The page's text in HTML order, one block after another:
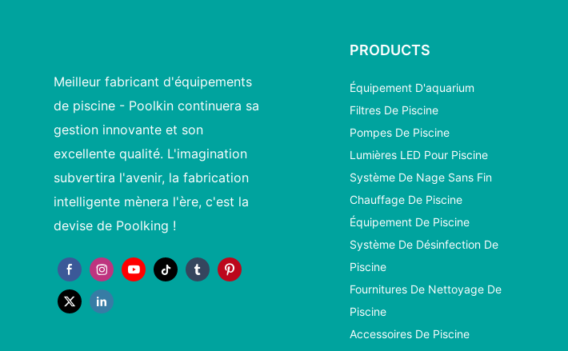
Meilleur fabricant d'équipements
de piscine - Poolkin continuera sa
gestion innovante et son
excellente qualité. L'imagination
subvertira l'avenir, la fabrication
intelligente mènera l'ère, c'est la
devise de Poolking !
PRODUCTS
Équipement D'aquarium
Filtres De Piscine
Pompes De Piscine
Lumières LED Pour Piscine
Système De Nage Sans Fin
Chauffage De Piscine
Équipement De Piscine
Système De Désinfection De
Piscine
Fournitures De Nettoyage De
Piscine
Accessoires De Piscine